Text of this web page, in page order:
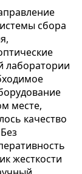
сбора
лаборатории
месте,
качество
жесткости